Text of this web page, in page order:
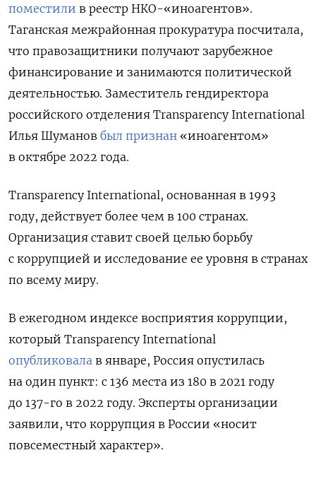
поместили в реестр НКО-«иноагентов».
Таганская межрайонная прокуратура посчитала,
что правозащитники получают зарубежное
финансирование и занимаются политической
деятельностью. Заместитель гендиректора
российского отделения Transparency International
Илья Шуманов был признан «иноагентом»
в октябре 2022 года.
Transparеncy International, основанная в 1993
году, действует более чем в 100 странах.
Организация ставит своей целью борьбу
с коррупцией и исследование ее уровня в странах
по всему миру.
В ежегодном индексе восприятия коррупции,
который Transparency International
опубликовала в январе, Россия опустилась
на один пункт: с 136 места из 180 в 2021 году
до 137-го в 2022 году. Эксперты организации
заявили, что коррупция в России «носит
повсеместный характер».